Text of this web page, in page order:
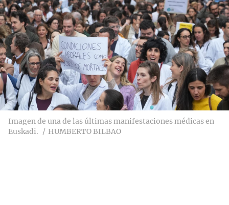
Imagen de una de las últimas manifestaciones médicas en
Euskadi.
HUMBERTO BILBAO